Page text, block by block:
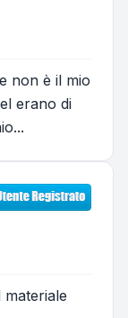
non è il mio
erano di